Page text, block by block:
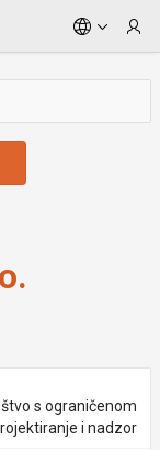
s ograničenom
i nadzor